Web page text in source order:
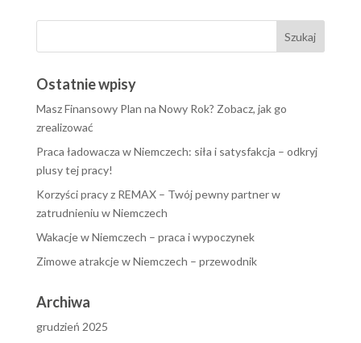
Ostatnie wpisy
Masz Finansowy Plan na Nowy Rok? Zobacz, jak go
zrealizować
Praca ładowacza w Niemczech: siła i satysfakcja – odkryj
plusy tej pracy!
Korzyści pracy z REMAX – Twój pewny partner w
zatrudnieniu w Niemczech
Wakacje w Niemczech – praca i wypoczynek
Zimowe atrakcje w Niemczech – przewodnik
Archiwa
grudzień 2025